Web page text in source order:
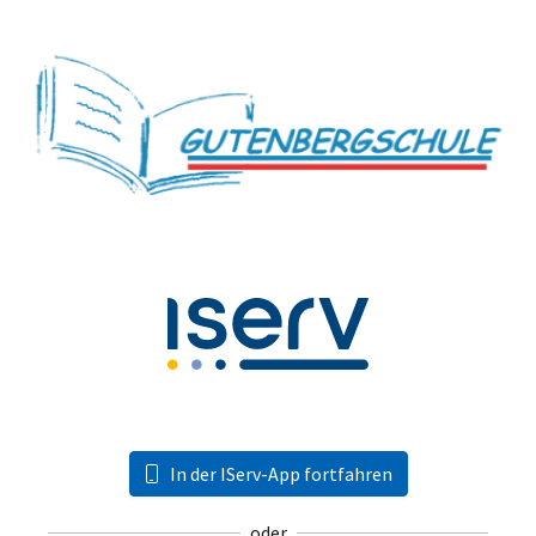
In der IServ-App fortfahren